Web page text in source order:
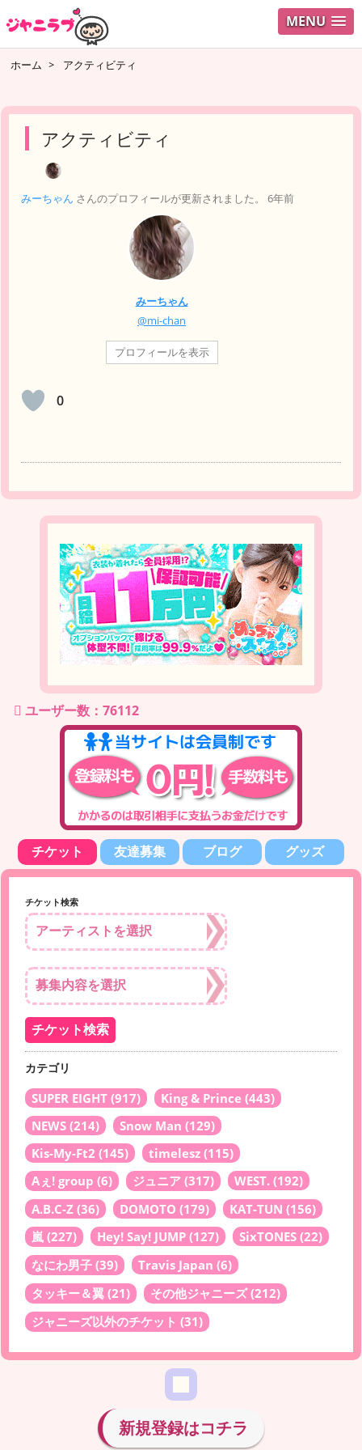
MENU ログイ
ホーム > アクティビティ
アクティビティ
みーちゃん さんのプロフィールが更新されました。 6年前
みーちゃん
@mi-chan
プロフィールを表示
0
ユーザー数：76112
チケット 友達募集 ブログ グッズ
チケット検索
カテゴリ
SUPER EIGHT (917) King & Prince (443)
NEWS (214) Snow Man (129)
Kis-My-Ft2 (145) timelesz (115)
Aぇ! group (6) ジュニア (317) WEST. (192)
A.B.C-Z (36) DOMOTO (179) KAT-TUN (156)
嵐 (227) Hey! Say! JUMP (127) SixTONES (22)
なにわ男子 (39) Travis Japan (6)
タッキー＆翼 (21) その他ジャニーズ(212)
ジャニーズ以外のチケット (31)
新規登録はコチラ